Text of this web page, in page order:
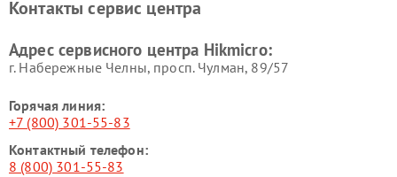
Контакты сервис центра
Адрес сервисного центра Hikmicro:
г. Набережные Челны, просп. Чулман, 89/57
Горячая линия:
+7 (800) 301-55-83
Контактный телефон:
8 (800) 301-55-83